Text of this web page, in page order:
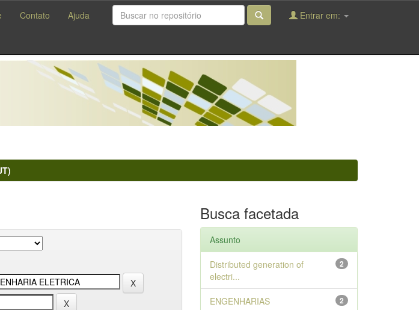
Contato Ajuda Entrar em:
Busca facetada
Assunto
2
Distributed generation of
electri...
2
ENGENHARIAS